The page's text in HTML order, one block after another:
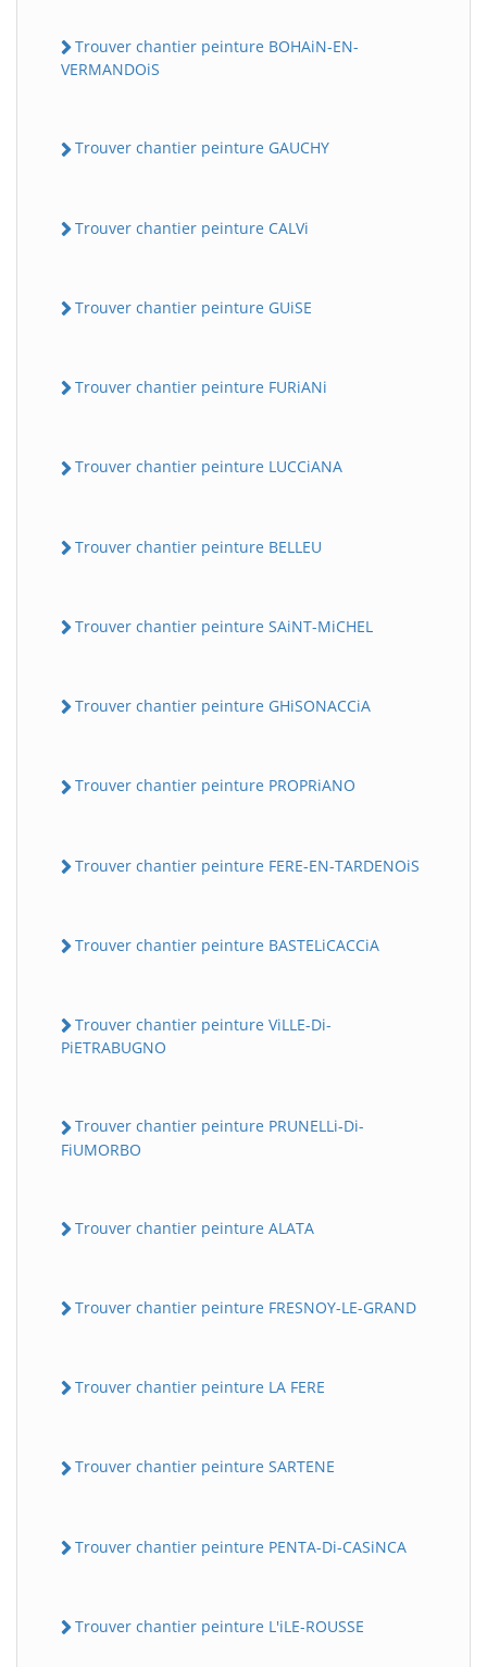
Trouver chantier peinture BOHAiN-EN-
VERMANDOiS
Trouver chantier peinture GAUCHY
Trouver chantier peinture CALVi
Trouver chantier peinture GUiSE
Trouver chantier peinture FURiANi
Trouver chantier peinture LUCCiANA
Trouver chantier peinture BELLEU
Trouver chantier peinture SAiNT-MiCHEL
Trouver chantier peinture GHiSONACCiA
Trouver chantier peinture PROPRiANO
Trouver chantier peinture FERE-EN-TARDENOiS
Trouver chantier peinture BASTELiCACCiA
Trouver chantier peinture ViLLE-Di-
PiETRABUGNO
Trouver chantier peinture PRUNELLi-Di-
FiUMORBO
Trouver chantier peinture ALATA
Trouver chantier peinture FRESNOY-LE-GRAND
Trouver chantier peinture LA FERE
Trouver chantier peinture SARTENE
Trouver chantier peinture PENTA-Di-CASiNCA
Trouver chantier peinture L'iLE-ROUSSE